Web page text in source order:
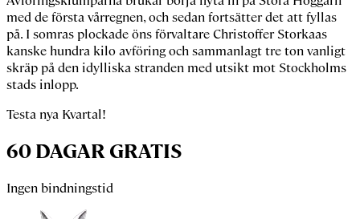
med de första vårregnen, och sedan fortsätter det att fyllas
på. I somras plockade öns förvaltareChristoffer Storkaas
kanske hundra kilo avföring och sammanlagt tre ton vanligt
skräp på den idylliska stranden med utsikt mot Stockholms
stads inlopp.
Testa nya Kvartal!
60 DAGAR GRATIS
Ingen bindningstid